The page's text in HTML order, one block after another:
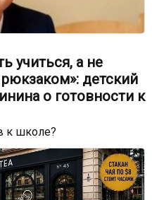
учиться, а не
детский
о готовности к
к школе?